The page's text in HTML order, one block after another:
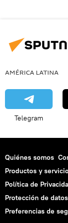
AMÉRICA LATINA
Telegram
Quiénes somos
Productos y
Política de
Protección de
Preferencias de